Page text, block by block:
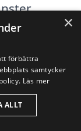
×
förbättra
samtycker
Läs mer
ALLT